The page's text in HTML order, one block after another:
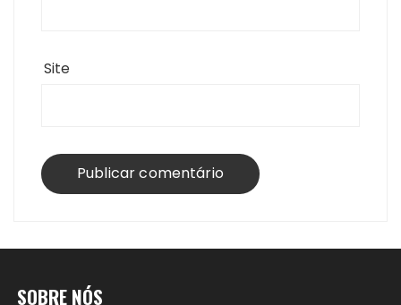
Site
SOBRE NÓS